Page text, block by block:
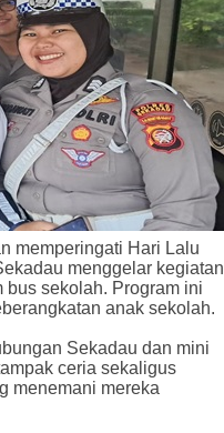
memperingati Hari Lalu
menggelar kegiatan
sekolah. Program ini
anak sekolah.
Sekadau dan mini
ceria sekaligus
menemani mereka